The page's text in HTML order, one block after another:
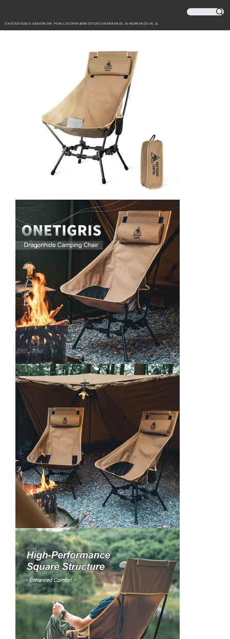
ONETIGRISDOG GEARSNOW PEAKCOODYWUBENSOTOKOVEABRANDS (A-M)BRANDS (N-Z)